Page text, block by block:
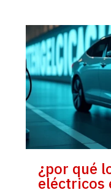
¿por qué
eléctricos